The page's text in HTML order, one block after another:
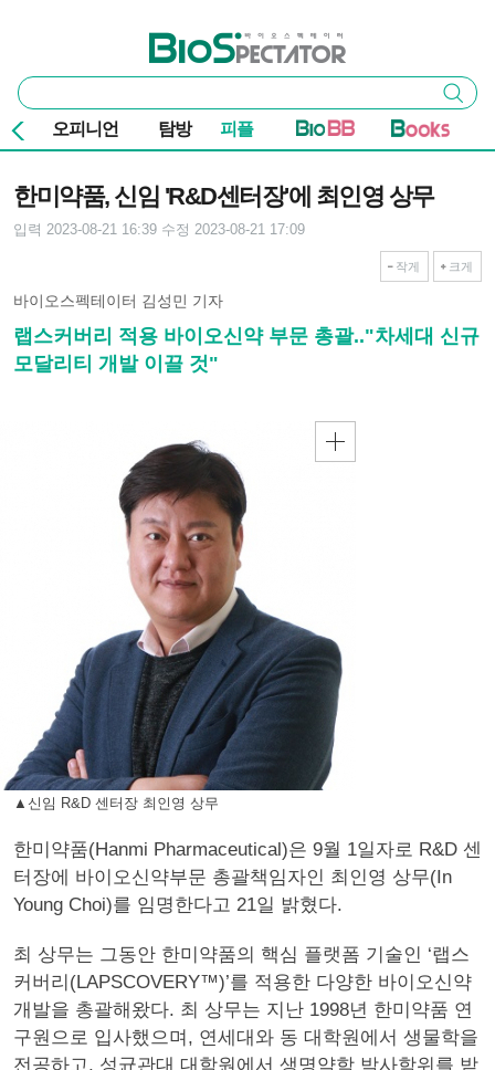
바이오스펙테이터
통
합
검
색
검색
오피니언 탐방 피플
한미약품, 신임 'R&D센터장'에 최인영 상무
입력 2023-08-21 16:39 수정 2023-08-21 17:09
작게 크게
바이오스펙테이터 김성민 기자
랩스커버리 적용 바이오신약 부문 총괄.."차세대 신규
모달리티 개발 이끌 것"
▲신임 R&D 센터장 최인영 상무
한미약품(Hanmi Pharmaceutical)은 9월 1일자로 R&D 센
터장에 바이오신약부문 총괄책임자인 최인영 상무(In
Young Choi)를 임명한다고 21일 밝혔다.
최 상무는 그동안 한미약품의 핵심 플랫폼 기술인 ‘랩스
커버리(LAPSCOVERY™)’를 적용한 다양한 바이오신약
개발을 총괄해왔다. 최 상무는 지난 1998년 한미약품 연
구원으로 입사했으며, 연세대와 동 대학원에서 생물학을
전공하고, 성균관대 대학원에서 생명약학 박사학위를 받